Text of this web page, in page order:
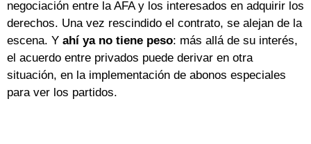
negociación entre la AFA y los interesados en adquirir los
derechos. Una vez rescindido el contrato, se alejan de la
escena. Y ahí ya no tiene peso: más allá de su interés,
el acuerdo entre privados puede derivar en otra
situación, en la implementación de abonos especiales
para ver los partidos.